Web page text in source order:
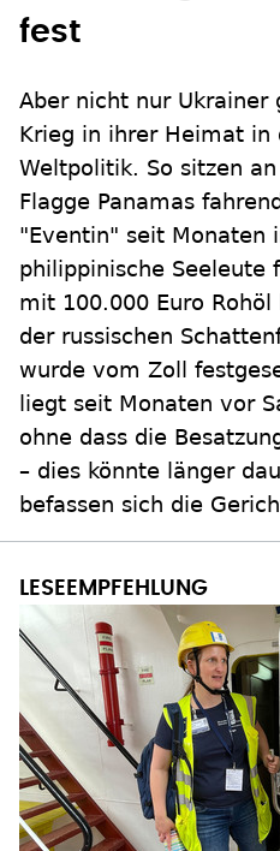
fest
Aber nicht nur Ukrainer
Krieg in ihrer Heimat in
Weltpolitik. So sitzen
Flagge Panamas
"Eventin" seit Monaten
philippinische Seeleute
mit 100.000 Euro
der russischen
wurde vom Zoll
liegt seit Monaten vor
ohne dass die
– dies könnte länger
befassen sich die